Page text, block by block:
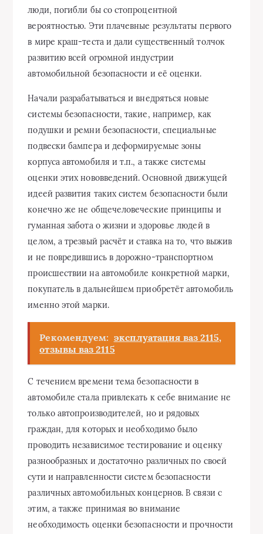
люди, погибли бы со стопроцентной
вероятностью. Эти плачевные результаты первого
в мире краш-теста и дали существенный толчок
развитию всей огромной индустрии
автомобильной безопасности и её оценки.
Начали разрабатываться и внедряться новые
системы безопасности, такие, например, как
подушки и ремни безопасности, специальные
подвески бампера и деформируемые зоны
корпуса автомобиля и т.п., а также системы
оценки этих нововведений. Основной движущей
идеей развития таких систем безопасности были
конечно же не общечеловеческие принципы и
гуманная забота о жизни и здоровье людей в
целом, а трезвый расчёт и ставка на то, что выжив
и не повредившись в дорожно-транспортном
происшествии на автомобиле конкретной марки,
покупатель в дальнейшем приобретёт автомобиль
именно этой марки.
Рекомендуем: эксплуатация ваз 2115,
отзывы ваз 2115
С течением времени тема безопасности в
автомобиле стала привлекать к себе внимание не
только автопроизводителей, но и рядовых
граждан, для которых и необходимо было
проводить независимое тестирование и оценку
разнообразных и достаточно различных по своей
сути и направленности систем безопасности
различных автомобильных концернов. В связи с
этим, а также принимая во внимание
необходимость оценки безопасности и прочности